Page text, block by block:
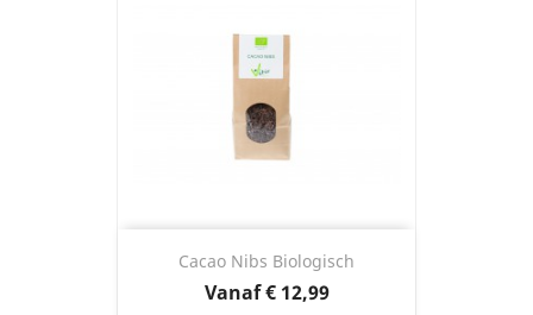
Cacao Nibs Biologisch
VanafPrijs
€ 12,99